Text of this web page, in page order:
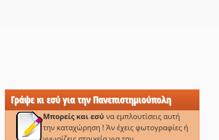
Γράψε κι εσύ για την Πανεπιστημιούπολη
Μπορείς και εσύ να εμπλουτίσεις αυτή
την καταχώρηση ! Άν έχεις φωτογραφίες ή